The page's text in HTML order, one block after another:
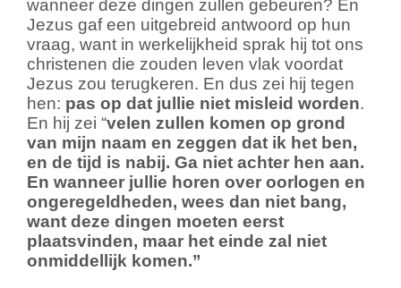
wanneer deze dingen zullen gebeuren? En
Jezus gaf een uitgebreid antwoord op hun
vraag, want in werkelijkheid sprak hij tot ons
christenen die zouden leven vlak voordat
Jezus zou terugkeren. En dus zei hij tegen
hen: pas op dat jullie niet misleid worden.
En hij zei “velen zullen komen op grond
van mijn naam en zeggen dat ik het ben,
en de tijd is nabij. Ga niet achter hen aan.
En wanneer jullie horen over oorlogen en
ongeregeldheden, wees dan niet bang,
want deze dingen moeten eerst
plaatsvinden, maar het einde zal niet
onmiddellijk komen.”